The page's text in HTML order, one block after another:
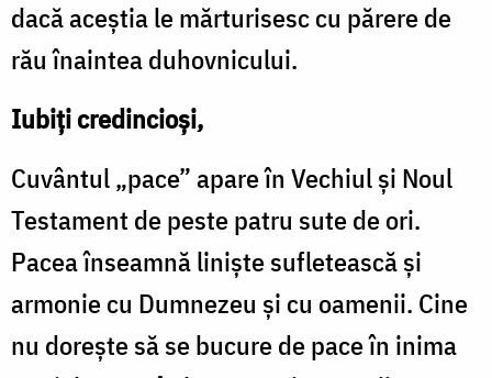
dacă aceștia le mărturisesc cu părere de
rău înaintea duhovnicului.
Iubiți credincioși,
Cuvântul „pace” apare în Vechiul și Noul
Testament de peste patru sute de ori.
Pacea înseamnă liniște sufletească și
armonie cu Dumnezeu și cu oamenii. Cine
nu dorește să se bucure de pace în inima